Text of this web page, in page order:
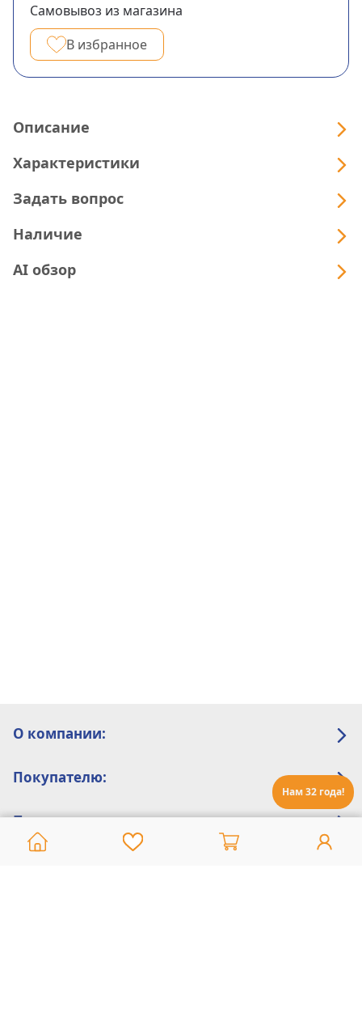
Нам 32 года!
Самовывоз из магазина
В избранное
Описание
Характеристики
Задать вопрос
Наличие
AI обзор
О компании:
Покупателю:
Помощь: